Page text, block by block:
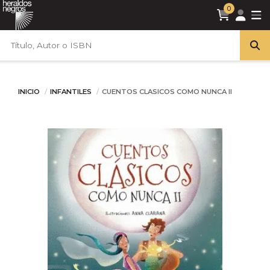
0
INICIO INFANTILES CUENTOS CLASICOS COMO NUNCA II